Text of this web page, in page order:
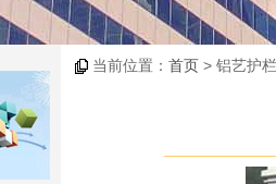
当前位置： 首页 > 铝艺护